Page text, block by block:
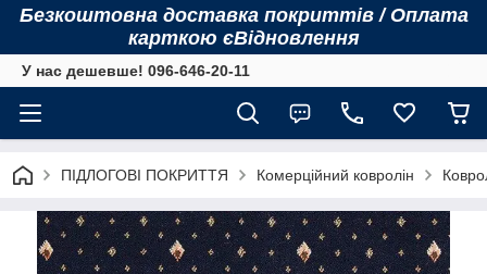
Безкоштовна доставка покриттів / Оплата
карткою єВідновлення
У нас дешевше! 096-646-20-11
ПІДЛОГОВІ ПОКРИТТЯ Комерційний ковролін